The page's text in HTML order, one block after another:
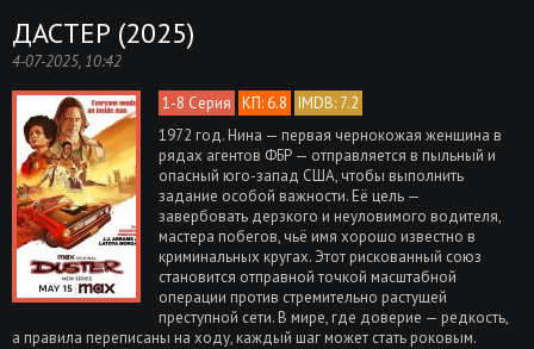
ДАСТЕР (2025)
4-07-2025, 10:42
1-8 Серия КП: 6.8 IMDB: 7.2
1972 год. Нина — первая чернокожая женщина в
рядах агентов ФБР — отправляется в пыльный и
опасный юго-запад США, чтобы выполнить
задание особой важности. Её цель —
завербовать дерзкого и неуловимого водителя,
мастера побегов, чьё имя хорошо известно в
криминальных кругах. Этот рискованный союз
становится отправной точкой масштабной
операции против стремительно растущей
преступной сети. В мире, где доверие — редкость,
а правила переписаны на ходу, каждый шаг может стать роковым.